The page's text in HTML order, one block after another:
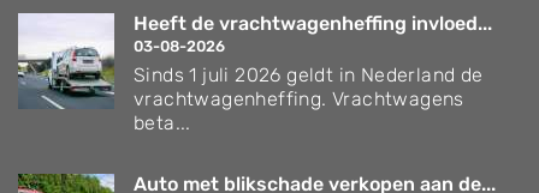
Heeft de vrachtwagenheffing invloed...
03-08-2026
Sinds 1 juli 2026 geldt in Nederland de
vrachtwagenheffing. Vrachtwagens
beta...
Auto met blikschade verkopen aan de...